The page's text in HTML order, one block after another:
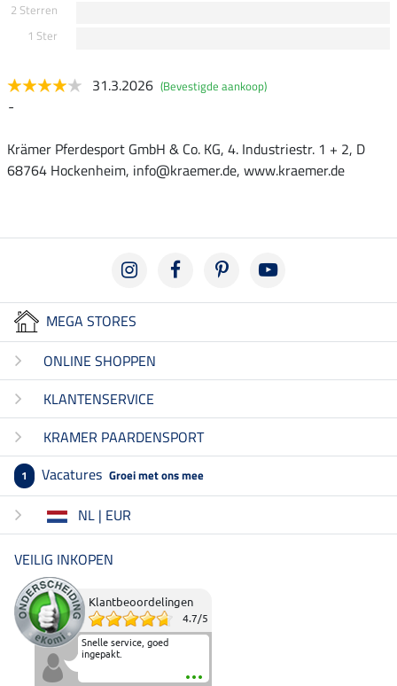
2 Sterren
1 Ster
31.3.2026 (Bevestigde aankoop)
-
Krämer Pferdesport GmbH & Co. KG, 4. Industriestr. 1 + 2, D
68764 Hockenheim, info@kraemer.de, www.kraemer.de
MEGA STORES
ONLINE SHOPPEN
KLANTENSERVICE
KRAMER PAARDENSPORT
1 Vacatures Groei met ons mee
NL | EUR
VEILIG INKOPEN
Klantbeoordelingen
4.7/5
Snelle service, goed
ingepakt.